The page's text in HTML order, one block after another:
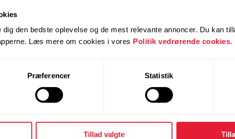
den bedste oplevelse og de mest relevante annoncer. Du kan
Læs mere om cookies i vores Politik vedrørende cookies.
Præferencer Statistik
Tillad valgte